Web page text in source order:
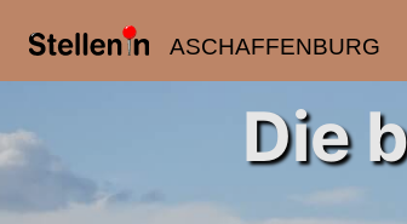
ASCHAFFENBURG
Die